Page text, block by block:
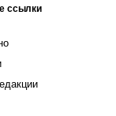
ссылки